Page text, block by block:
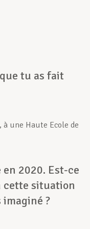
tu as fait
à une Haute Ecole de
en 2020. Est-ce
cette situation
imaginé ?